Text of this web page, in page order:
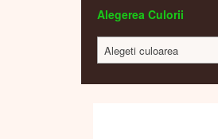
Alegerea Culorii
Alegeti culoarea